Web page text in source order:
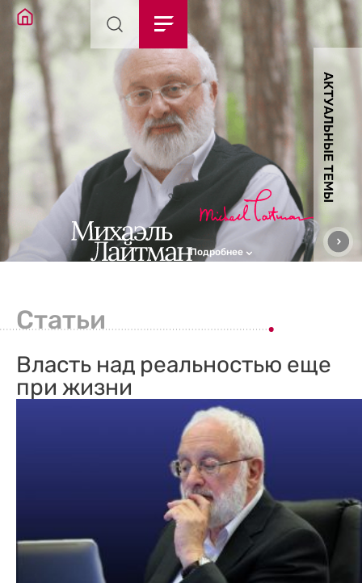
АКТУАЛЬНЫЕ ТЕМЫ
Подробнее
Статьи
Власть над реальностью еще
при жизни